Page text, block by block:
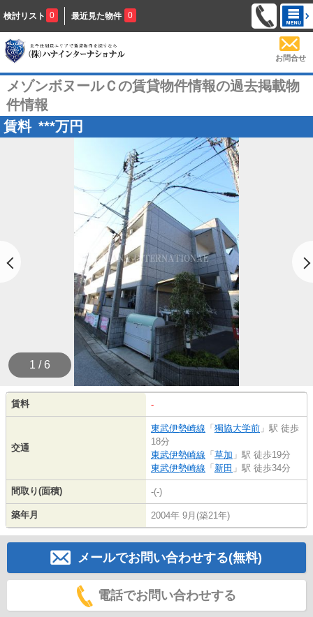
検討リスト 0 最近見た物件 0
お問合せ
メゾンボヌールＣの賃貸物件情報の過去掲載物
件情報
賃料 ***万円
1 / 6
賃料 -
交通
東武伊勢崎線 「獨協大学前 」駅 徒歩
18分
東武伊勢崎線 「草加 」駅 徒歩19分
東武伊勢崎線 「新田 」駅 徒歩34分
間取り(面積) -(-)
築年月 2004年 9月(築21年)
メールでお問い合わせする(無料)
電話でお問い合わせする